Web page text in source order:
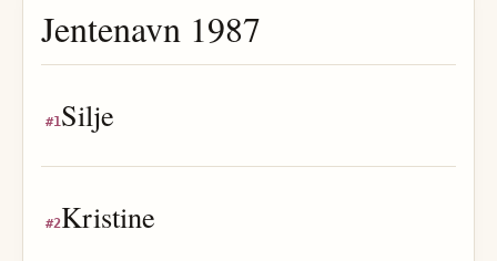
Jentenavn 1987
#1Silje
#2Kristine